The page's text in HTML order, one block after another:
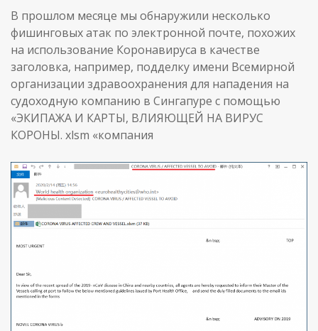
В прошлом месяце мы обнаружили несколько
фишинговых атак по электронной почте, похожих
на использование Коронавируса в качестве
заголовка, например, подделку имени Всемирной
организации здравоохранения для нападения на
судоходную компанию в Сингапуре с помощью
«ЭКИПАЖА И КАРТЫ, ВЛИЯЮЩЕЙ НА ВИРУС
КОРОНЫ. xlsm «компания